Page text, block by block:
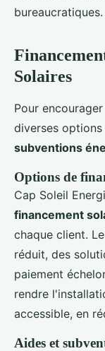
bureaucratiques.
Solaires
Pour
diverses options
subventions
Options de
Cap Soleil
financement
chaque client.
réduit, des
paiement
rendre
accessible, en
Aides et